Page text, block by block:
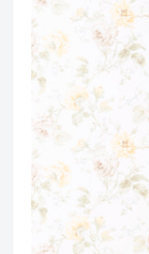
ス
コ
レ
ョ